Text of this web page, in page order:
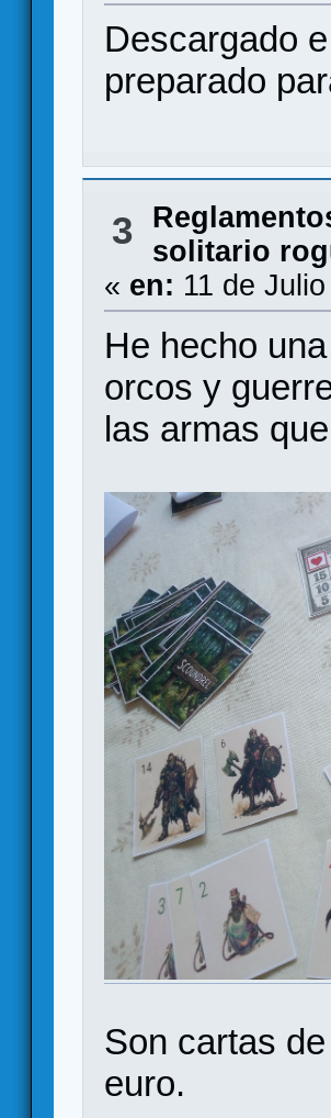
Descargado
preparado
3
solitario
« en: 11 de
He hecho
orcos y
las armas
Son cartas
euro.